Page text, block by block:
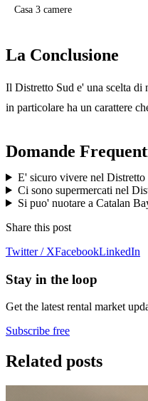
Casa 3 camere
La Conclusione
Il Distretto Sud e' una scelta di
in particolare ha un carattere
Domande
E' sicuro vivere nel Distretto
Ci sono supermercati nel
Si puo' nuotare a Catalan
Share this post
Twitter / XFacebookLinkedIn
Stay in the loop
Get the latest rental market
Subscribe free
Related posts